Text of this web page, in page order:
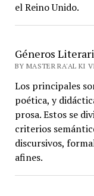
el Reino Unido.
Géneros
BY MASTER RA'AL KI
Los principales
poética, y
prosa. Estos se
criterios
discursivos,
afines.